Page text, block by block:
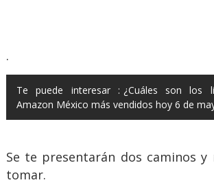
.
Te puede interesar : ¿Cuáles son los
Amazon México más vendidos hoy 6 de
Se te presentarán dos caminos y
tomar.